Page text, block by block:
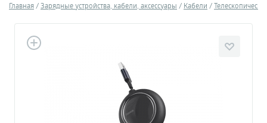
Главная Зарядные устройства, кабели, аксессуары Кабели